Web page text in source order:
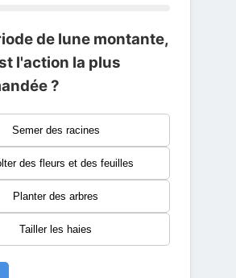
de lune montante,
l'action la plus
?
Semer des racines
des fleurs et des feuilles
Planter des arbres
Tailler les haies